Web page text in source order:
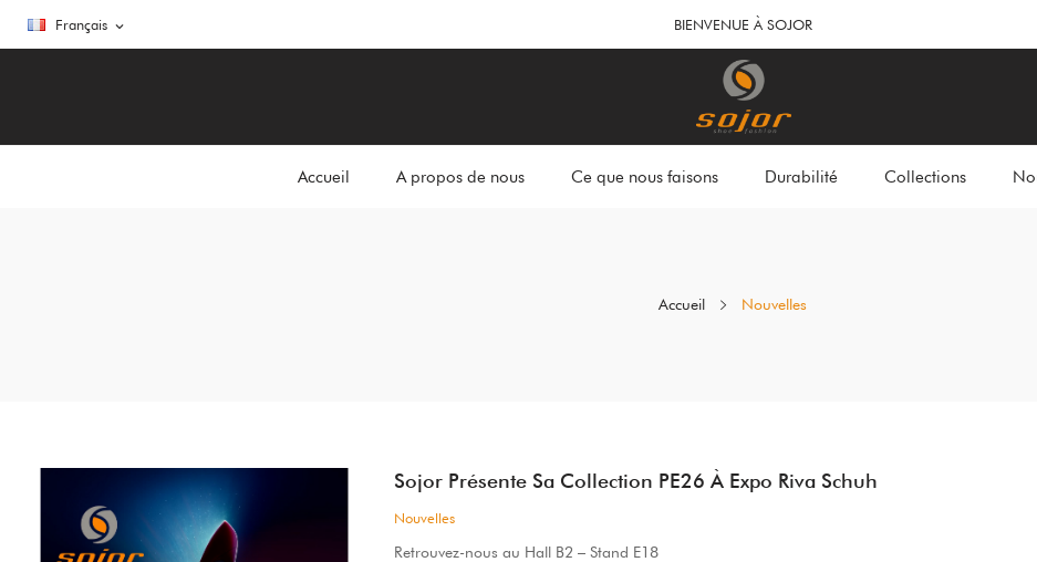
Français expand_more BIENVENUE À SOJOR
Accueil A propos de nous Ce que nous faisons Durabilité Collections
Accueil Nouvelles
Sojor Présente Sa Collection PE26 À Expo Riva Schuh
Nouvelles
Retrouvez-nous au Hall B2 – Stand E18